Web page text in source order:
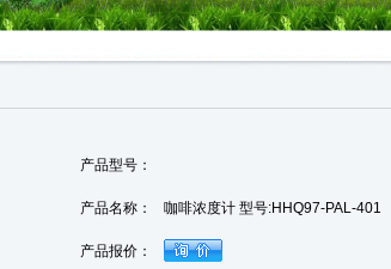
产品型号：
产品名称： 咖啡浓度计 型号:HHQ97-PAL-401
产品报价：